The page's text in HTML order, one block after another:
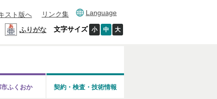
スト版へ リンク集 Language
ふりがな 文字サイズ 小 中 大
ふくおか 契約・検査・技術情報